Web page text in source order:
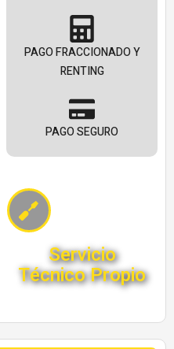
PAGO FRACCIONADO Y
RENTING
PAGO SEGURO
Servicio
Técnico Propio